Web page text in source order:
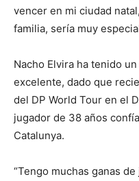
vencer en mi ciudad
familia, sería muy
Nacho Elvira ha tenido
excelente, dado que
del DP World Tour en el
jugador de 38 años
Catalunya.
“Tengo muchas ganas